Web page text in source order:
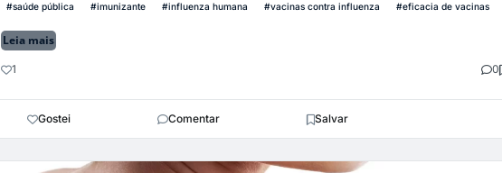
#saúde pública #imunizante #influenza humana #vacinas contra influenza #eficacia de vacinas
Leia mais
1 0
Gostei Comentar Salvar